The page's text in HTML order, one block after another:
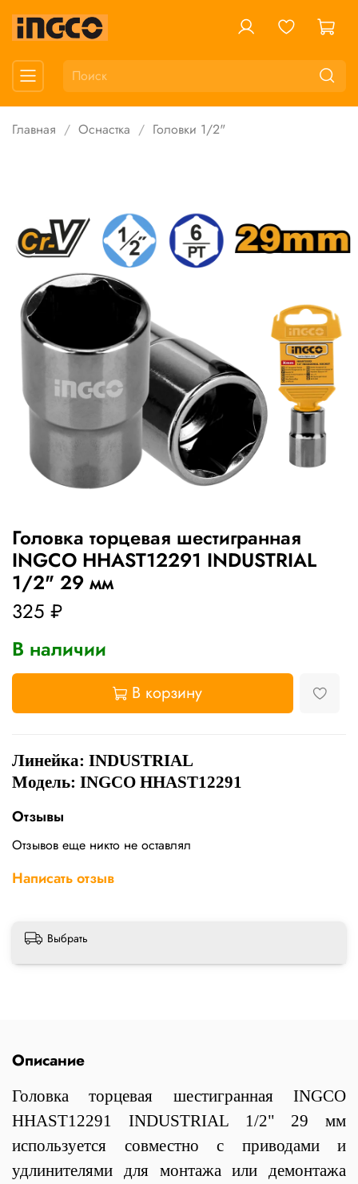
Главная Оснастка Головки 1/2"
Головка торцевая шестигранная
INGCO HHAST12291 INDUSTRIAL
1/2" 29 мм
325 ₽
В наличии
В корзину
Линейка: INDUSTRIAL
Модель: INGCO HHAST12291
Отзывы
Отзывов еще никто не оставлял
Написать отзыв
Выбрать
Описание
Головка торцевая шестигранная INGCO
HHAST12291 INDUSTRIAL 1/2" 29 мм
используется совместно с приводами и
удлинителями для монтажа или демонтажа